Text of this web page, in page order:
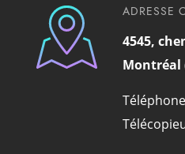
ADRESSE
4545,
Montréal